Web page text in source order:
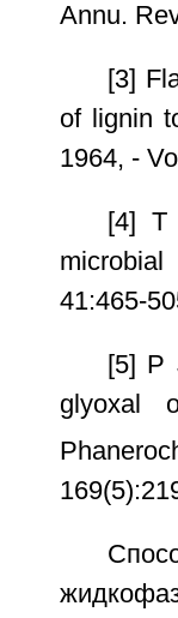
Annu.
[3]
of lignin
1964, -
[4] Т
41:465-
[5] P
glyoxal